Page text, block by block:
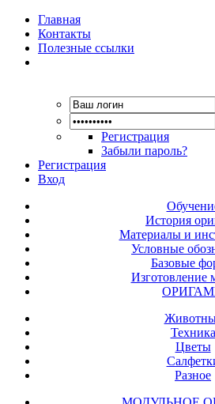
Главная
Контакты
Полезные ссылки
Регистрация
Забыли пароль?
Регистрация
Вход
История
Материалы и
Условные
Базовые
Изготовление
Техника
Цветы
Разное